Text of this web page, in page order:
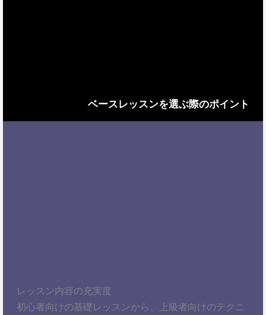
ベースレッスンを選ぶ際のポイント
レッスン内容の充実度
初心者向けの基礎レッスンから、上級者向けのテクニ